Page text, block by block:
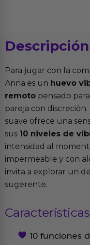
Descripción
Para jugar con la
Anna es un huevo
remoto pensado
pareja con
suave ofrece una
sus 10 niveles de
intensidad al
impermeable y con
invita a explorar un
sugerente.
Características
10 funciones